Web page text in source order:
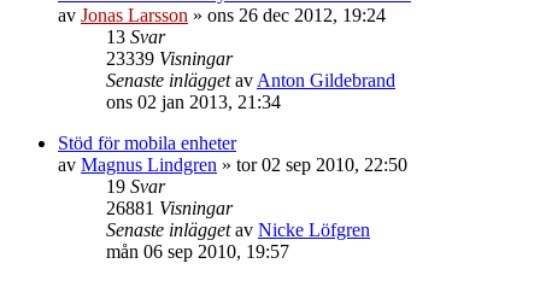
av Jonas Larsson » ons 26 dec 2012, 19:24
13 Svar
23339 Visningar
Senaste inläggetav Anton Gildebrand
ons 02 jan 2013, 21:34
Stöd för mobila enheter
av Magnus Lindgren » tor 02 sep 2010, 22:50
19 Svar
26881 Visningar
Senaste inläggetav Nicke Löfgren
mån 06 sep 2010, 19:57